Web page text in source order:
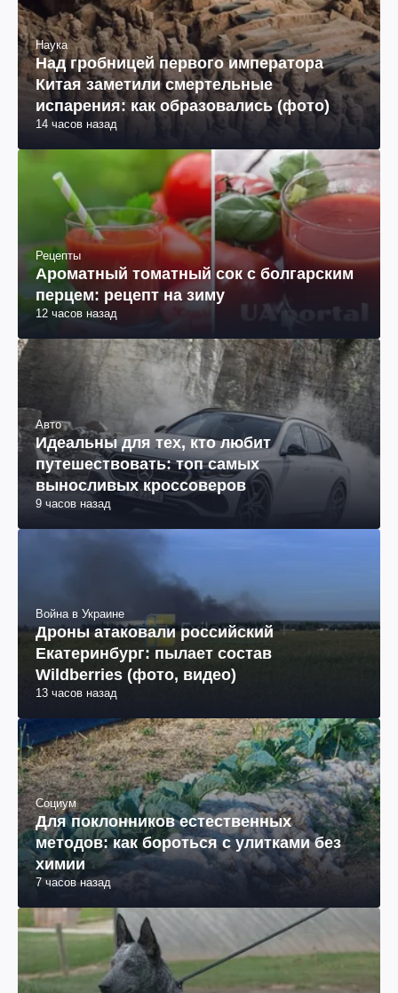
Наука
Над гробницей первого императора
Китая заметили смертельные
испарения: как образовались (фото)
14 часов назад
Рецепты
Ароматный томатный сок с болгарским
перцем: рецепт на зиму
12 часов назад
Авто
Идеальны для тех, кто любит
путешествовать: топ самых
выносливых кроссоверов
9 часов назад
Война в Украине
Дроны атаковали российский
Екатеринбург: пылает состав
Wildberries (фото, видео)
13 часов назад
Социум
Для поклонников естественных
методов: как бороться с улитками без
химии
7 часов назад